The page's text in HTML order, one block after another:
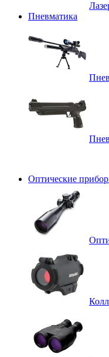
Пневматика
Оптические